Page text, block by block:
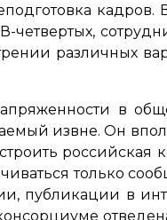
кадров.
четвертых,
различных
в
извне. Он
российская
только
публикации в